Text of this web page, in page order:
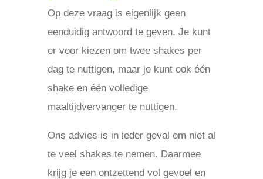
Op deze vraag is eigenlijk geen
eenduidig antwoord te geven. Je kunt
er voor kiezen om twee shakes per
dag te nuttigen, maar je kunt ook één
shake en één volledige
maaltijdvervanger te nuttigen.
Ons advies is in ieder geval om niet al
te veel shakes te nemen. Daarmee
krijg je een ontzettend vol gevoel en